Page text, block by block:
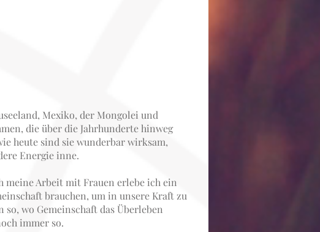
Mexiko, der Mongolei und
die über die Jahrhunderte hinweg
heute sind sie wunderbar wirksam,
Energie inne.
meine Arbeit mit Frauen erlebe ich ein
brauchen, um in unsere Kraft zu
wo Gemeinschaft das Überleben
immer so.